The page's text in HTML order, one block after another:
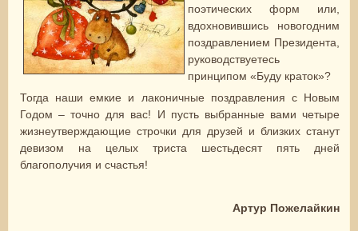
поэтических форм или,
вдохновившись новогодним
поздравлением Президента,
руководствуетесь
принципом «Буду краток»?
Тогда наши емкие и лаконичные поздравления с Новым
Годом – точно для вас! И пусть выбранные вами четыре
жизнеутверждающие строчки для друзей и близких станут
девизом на целых триста шестьдесят пять дней
благополучия и счастья!
Артур Пожелайкин